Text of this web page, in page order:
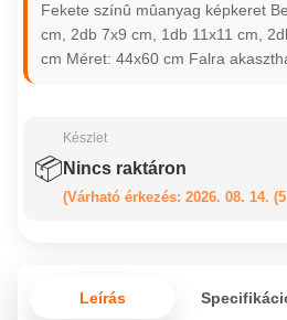
Fekete színû mûanyag képkeret
cm, 2db 7x9 cm, 1db 11x11 cm,
cm Méret: 44x60 cm Falra
📦
Készlet
Nincs raktáron
(Várható érkezés: 2026. 08. 14.
Leírás